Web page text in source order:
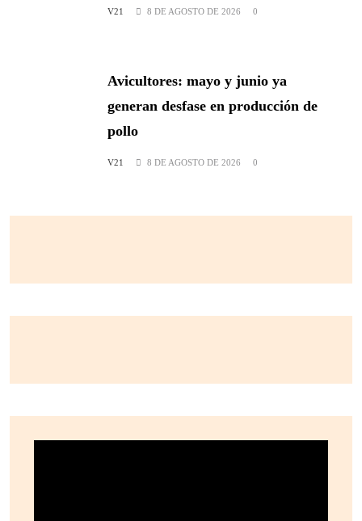
V21 8 DE AGOSTO DE 2026 0
Avicultores: mayo y junio ya
generan desfase en producción de
pollo
V21 8 DE AGOSTO DE 2026 0